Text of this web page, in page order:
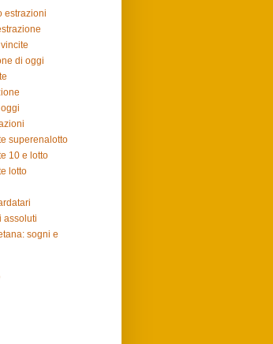
estrazioni
di oggi
superenalotto
10 e lotto
lotto
assoluti
sogni e